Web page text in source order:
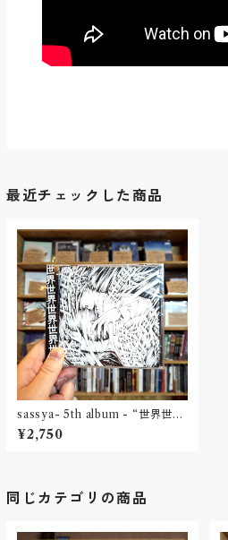
最近チェックした商品
sassya- 5th album - “世界世界
世界世界世界”(CD)
¥2,750
同じカテゴリの商品